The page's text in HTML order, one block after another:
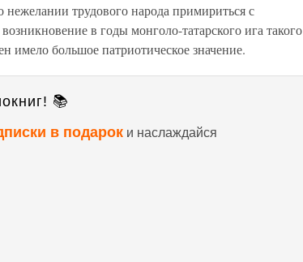
нежелании трудового народа примириться с
в годы монголо-татарского ига такого
имело большое патриотическое значение.
📚
в подарок и наслаждайся